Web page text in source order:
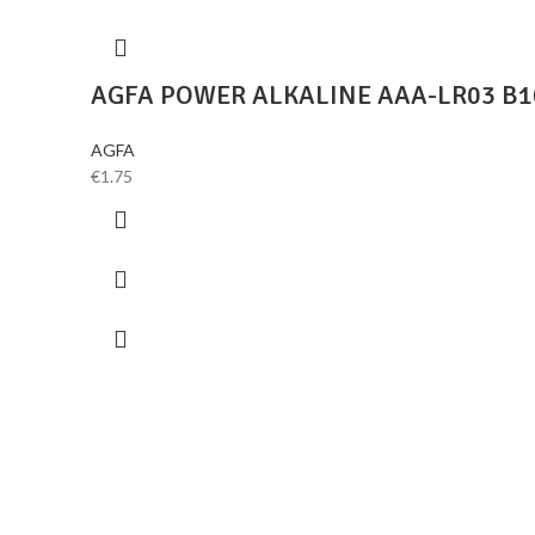
AGFA POWER ALKALINE AAA-LR03
AGFA
€1.75